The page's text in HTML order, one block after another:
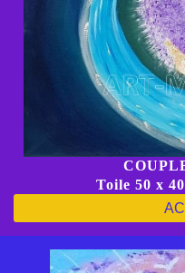
Toile 50 x